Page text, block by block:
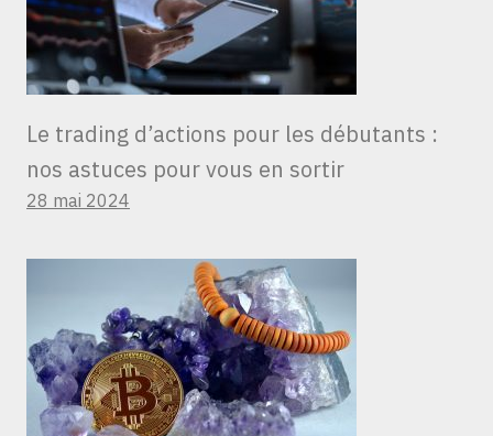
Le trading d’actions pour les débutants :
nos astuces pour vous en sortir
28 mai 2024